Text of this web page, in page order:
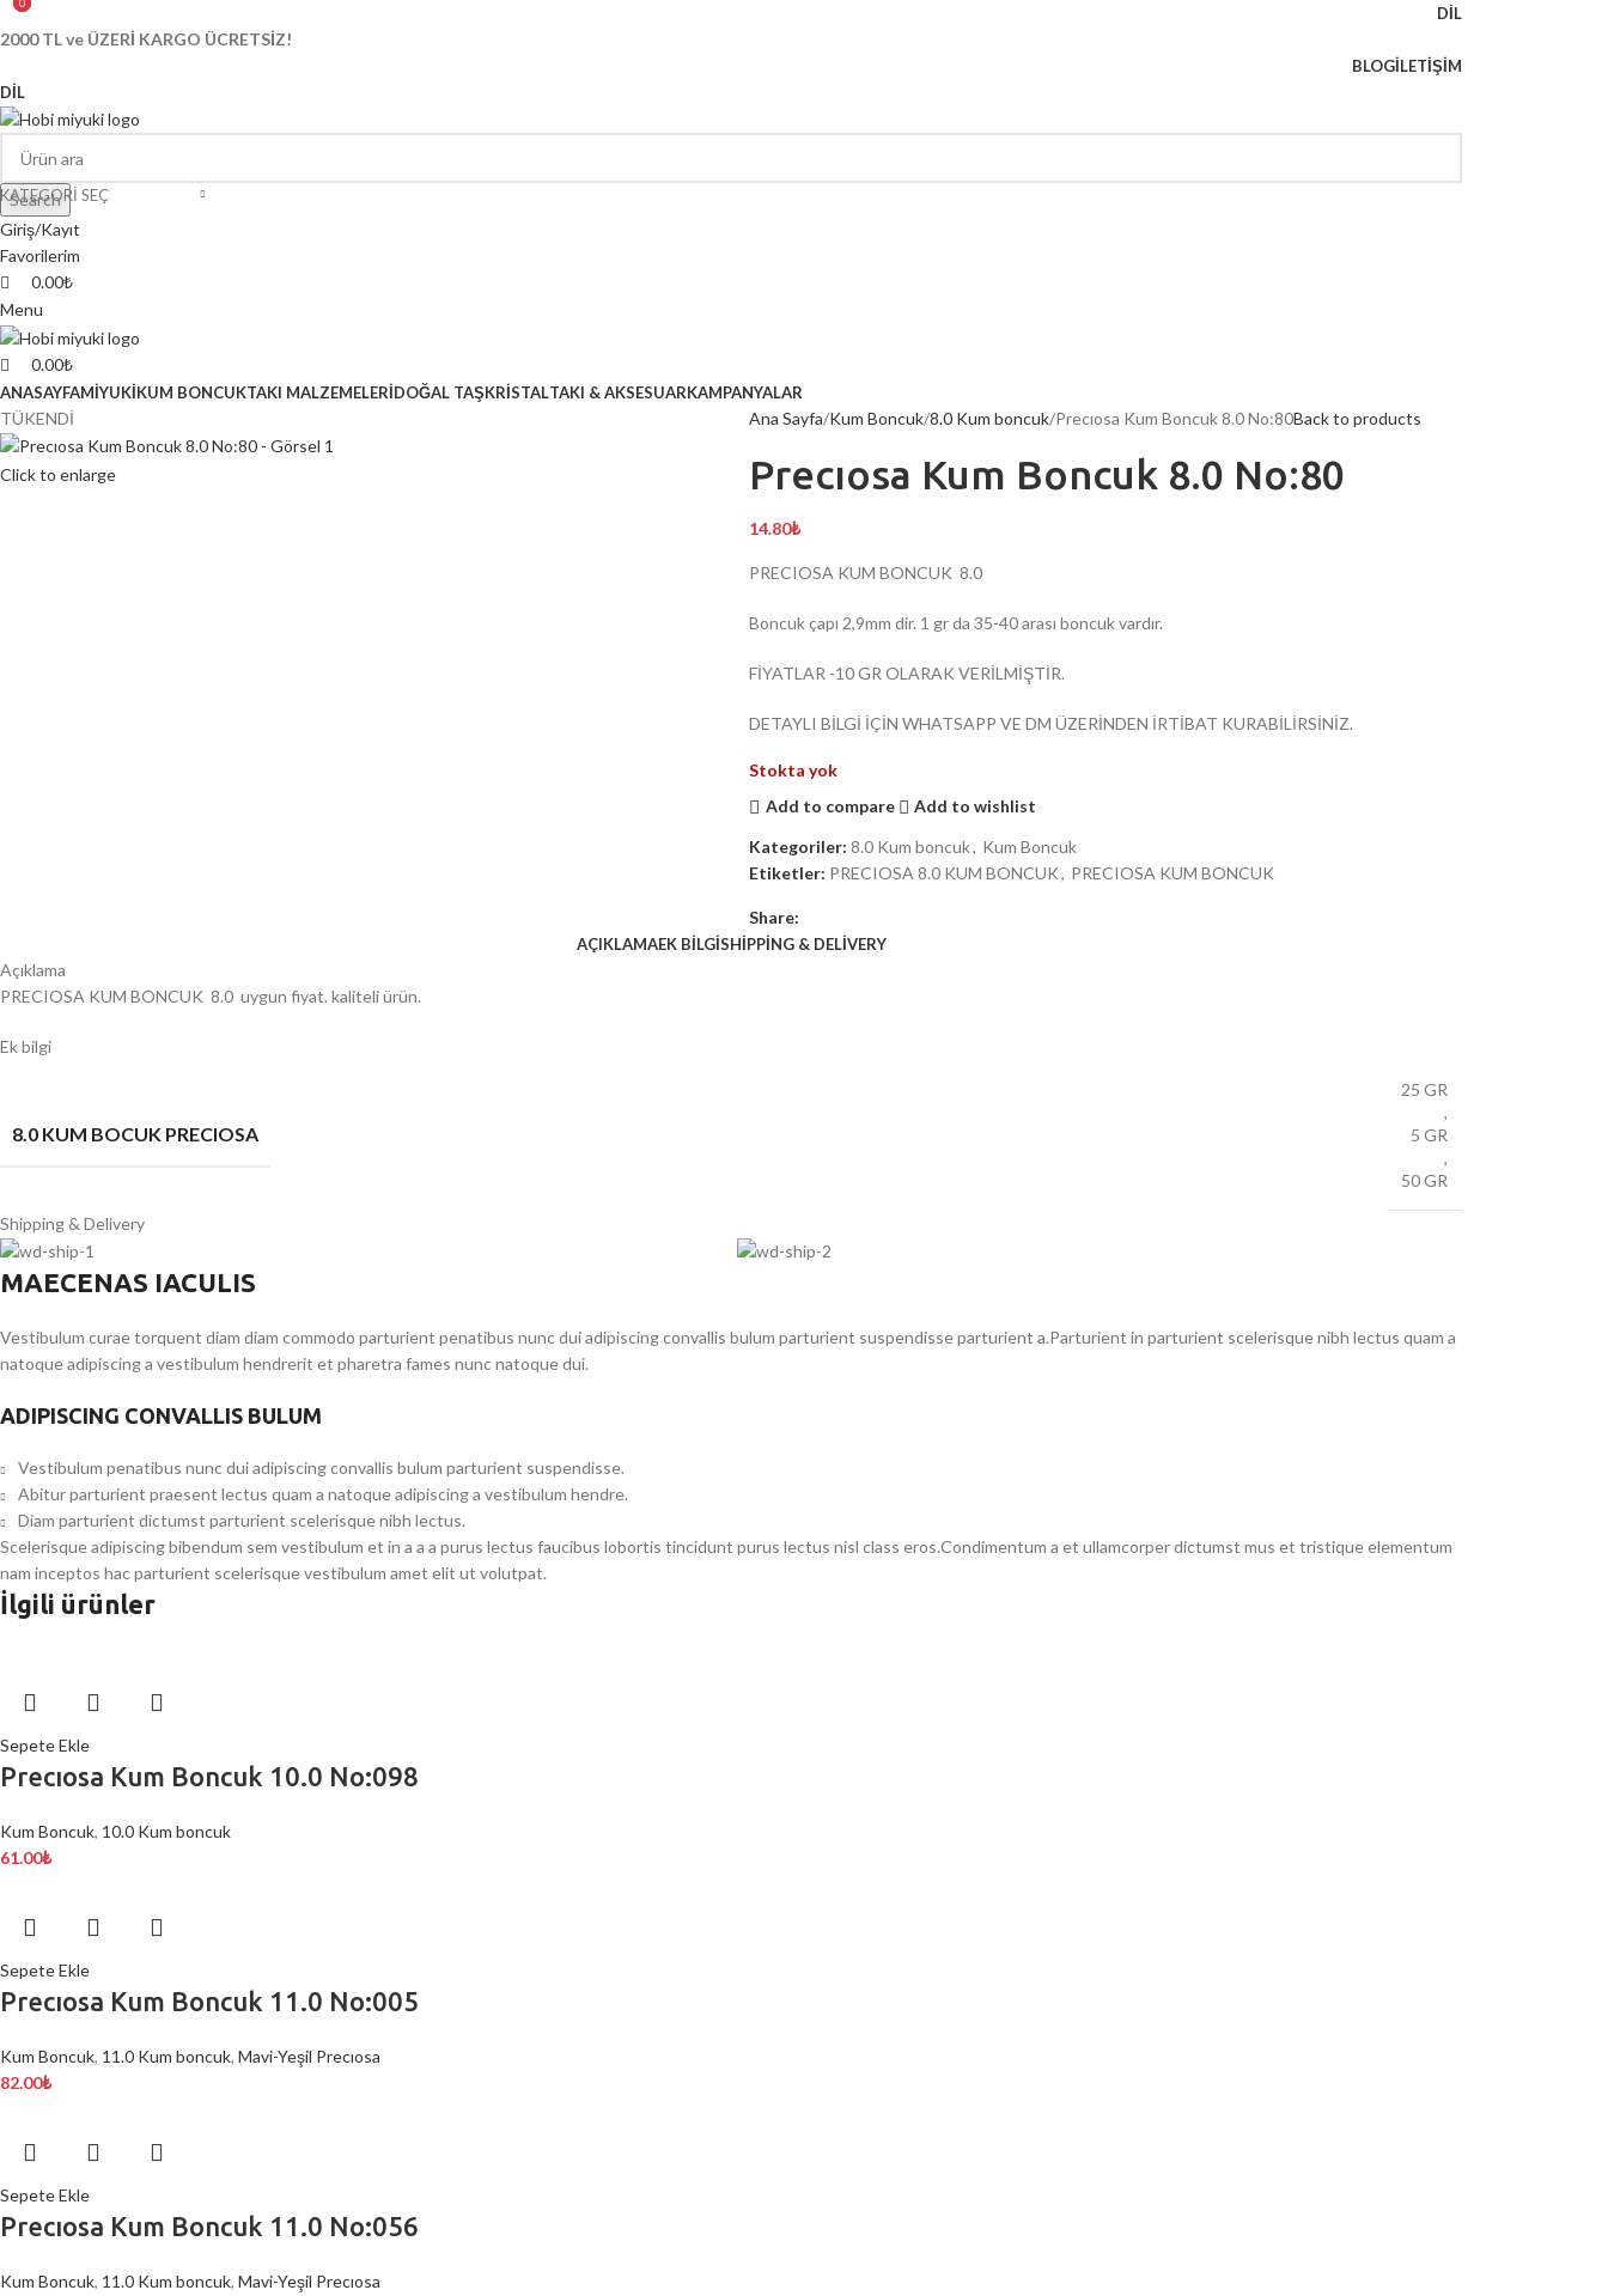
DIL
2000 TL ve ÜZERİ KARGO ÜCRETSİZ!
BLOGİLETIŞIM
DIL
KATEGORI SEÇ
Search
Giriş/Kayıt
Favorilerim
0
0.00₺
Menu
0
0.00₺
ANASAYFAMİYUKİKUM BONCUKTAKI MALZEMELERİDOĞAL TAŞKRİSTALTAKI & AKSESUARKAMPANYALAR
TÜKENDİ
Click to enlarge
Ana Sayfa Kum Boncuk 8.0 Kum boncuk Precıosa Kum Boncuk 8.0 No:80Back to products
Precıosa Kum Boncuk 8.0 No:80
14.80₺
PRECIOSA KUM BONCUK 8.0
Boncuk çapı 2,9mm dir. 1 gr da 35-40 arası boncuk vardır.
FİYATLAR -10 GR OLARAK VERİLMİŞTİR.
DETAYLI BİLGİ İÇİN WHATSAPP VE DM ÜZERİNDEN İRTİBAT KURABİLİRSİNİZ.
Stokta yok
Add to compare
Add to wishlist
Kategoriler: 8.0 Kum boncuk, Kum Boncuk
Etiketler: PRECIOSA 8.0 KUM BONCUK, PRECIOSA KUM BONCUK
Share:
AÇIKLAMAEK BILGISHIPPING & DELIVERY
Açıklama
PRECIOSA KUM BONCUK 8.0 uygun fiyat. kaliteli ürün.
Ek bilgi
8.0 KUM BOCUK PRECIOSA
25 GR
,
5 GR
,
50 GR
Shipping & Delivery
MAECENAS IACULIS
Vestibulum curae torquent diam diam commodo parturient penatibus nunc dui adipiscing convallis bulum parturient suspendisse parturient a.Parturient in parturient scelerisque nibh lectus quam a
natoque adipiscing a vestibulum hendrerit et pharetra fames nunc natoque dui.
ADIPISCING CONVALLIS BULUM
Vestibulum penatibus nunc dui adipiscing convallis bulum parturient suspendisse.
Abitur parturient praesent lectus quam a natoque adipiscing a vestibulum hendre.
Diam parturient dictumst parturient scelerisque nibh lectus.
Scelerisque adipiscing bibendum sem vestibulum et in a a a purus lectus faucibus lobortis tincidunt purus lectus nisl class eros.Condimentum a et ullamcorper dictumst mus et tristique elementum
nam inceptos hac parturient scelerisque vestibulum amet elit ut volutpat.
İlgili ürünler
Sepete Ekle
Precıosa Kum Boncuk 10.0 No:098
Kum Boncuk, 10.0 Kum boncuk
61.00₺
Sepete Ekle
Precıosa Kum Boncuk 11.0 No:005
Kum Boncuk, 11.0 Kum boncuk, Mavi-Yeşil Precıosa
82.00₺
Sepete Ekle
Precıosa Kum Boncuk 11.0 No:056
Kum Boncuk, 11.0 Kum boncuk, Mavi-Yeşil Precıosa
0